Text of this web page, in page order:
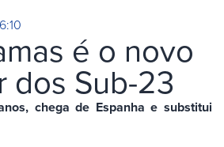
é o novo
dos Sub-23
chega de Espanha e substitui